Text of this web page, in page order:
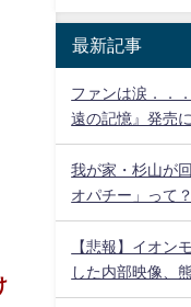
最新記事
ファンは涙．．
遠の記憶』発売
我が家・杉山が
オパチー」って
【悲報】イオン
した内部映像、